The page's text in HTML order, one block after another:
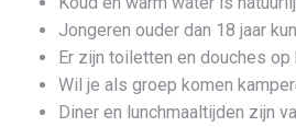
Jongeren ouder dan 18 jaar
Er zijn toiletten en douches op
Wil je als groep komen
Diner en lunchmaaltijden zijn